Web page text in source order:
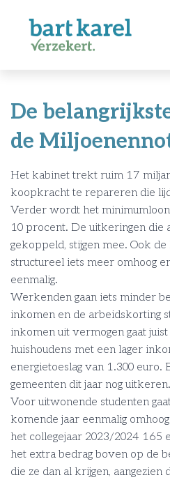
De
de
Het kabinet trekt ruim 17
koopkracht te repareren die
Verder wordt het
10 procent. De uitkeringen die
gekoppeld, stijgen mee. Ook de
structureel iets meer omhoog
eenmalig.
Werkenden gaan iets minder
inkomen en de arbeidskorting
inkomen uit vermogen gaat
huishoudens met een lager
energietoeslag van 1.300 euro.
gemeenten dit jaar nog uitkeren.
Voor uitwonende studenten
komende jaar eenmalig
het collegejaar 2023/2024 165
het extra bedrag boven op de
die ze dan al krijgen, aangezien